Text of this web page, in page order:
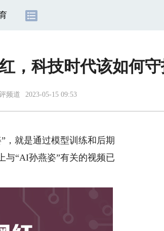
，科技时代该如何
频道 2023-05-15 09:53
就是通过模型训练和后期
与“AI孙燕姿”有关的视频已